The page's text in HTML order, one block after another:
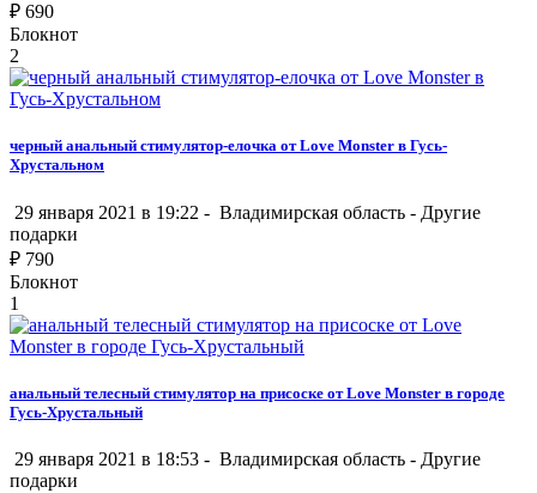
₽ 690
Блокнот
2
черный анальный стимулятор-елочка от Love Monster в Гусь-
Хрустальном
29 января 2021 в 19:22 - Владимирская область - Другие
подарки
₽ 790
Блокнот
1
анальный телесный стимулятор на присоске от Love Monster в городе
Гусь-Хрустальный
29 января 2021 в 18:53 - Владимирская область - Другие
подарки